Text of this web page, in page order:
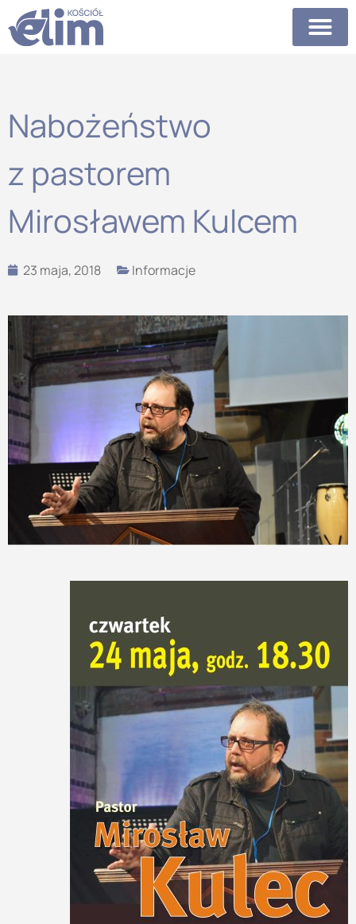
Nabożeństwo
z pastorem
Mirosławem Kulcem
23 maja, 2018 Informacje